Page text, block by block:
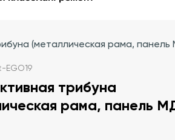
(металлическая рама, панель
EGO19
трибуна
рама, панель